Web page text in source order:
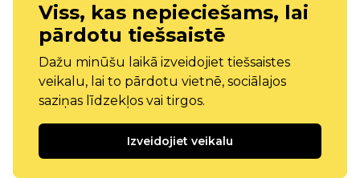
Viss, kas nepieciešams, lai
pārdotu tiešsaistē
Dažu minūšu laikā izveidojiet tiešsaistes
veikalu, lai to pārdotu vietnē, sociālajos
saziņas līdzekļos vai tirgos.
Izveidojiet veikalu